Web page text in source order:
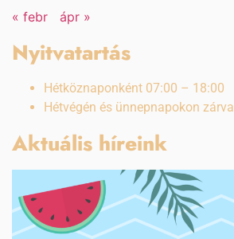
« febr ápr »
Nyitvatartás
Hétköznaponként 07:00 – 18:00
Hétvégén és ünnepnapokon zárva
Aktuális híreink